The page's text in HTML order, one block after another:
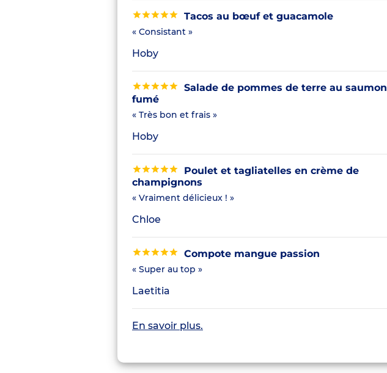
Tacos au bœuf et guacamole
« Consistant »
Hoby
Salade de pommes de terre au saumon
fumé
« Très bon et frais »
Hoby
Poulet et tagliatelles en crème de
champignons
« Vraiment délicieux ! »
Chloe
Compote mangue passion
« Super au top »
Laetitia
En savoir plus.